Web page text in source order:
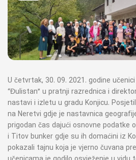
U četvrtak, 30. 09. 2021. godine učenici
“Đulistan” u pratnji razrednica i
nastavi i izletu u gradu Konjicu.
na Neretvi gdje je nastavnica
prigodan čas dajući osnovne podatke
i Titov bunker gdje su ih domaćini iz
pokazali tajnu koja je vjerno čuvana